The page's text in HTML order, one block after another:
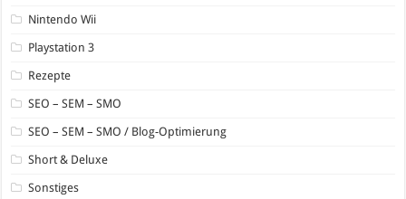
Nintendo Wii
Playstation 3
Rezepte
SEO – SEM – SMO
SEO – SEM – SMO / Blog-Optimierung
Short & Deluxe
Sonstiges